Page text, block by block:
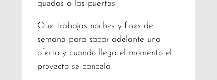
quedas a las puertas.
Que trabajas noches y fines de
semana para sacar adelante una
oferta y cuando llega el momento el
proyecto se cancela.